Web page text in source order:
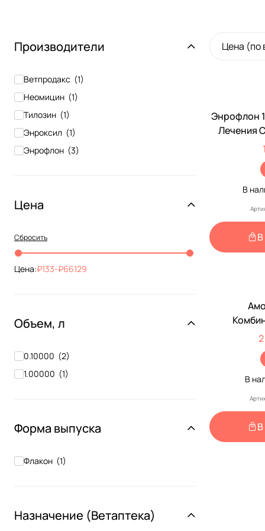
Производители
Ветпродакс (1)
Неомицин (1)
Тилозин (1)
Энроксил (1)
Энрофлон (3)
Цена
Сбросить
Цена: 133- 66129
Объем, л
0.10000 (2)
1.00000 (1)
Форма выпуска
Флакон (1)
Назначение (Ветаптека)
Цена (по
По
Энрофлон
Лечения
Птиц При
Для
В
По
В